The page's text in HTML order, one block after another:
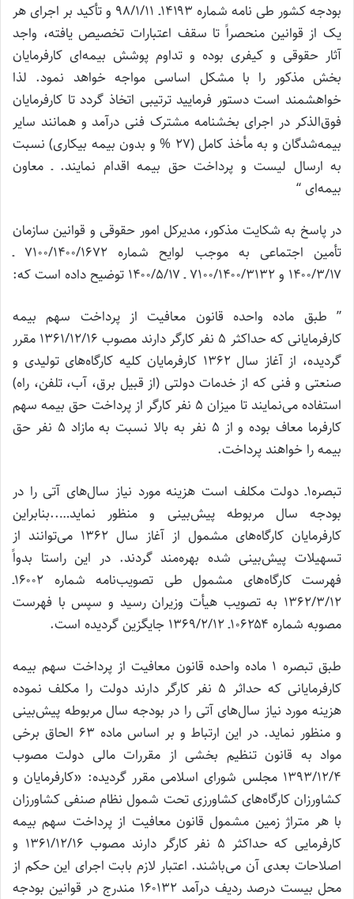
بودجه کشور طی نامه شماره ۱۴۱۹۳ـ ۹۸/۱/۱۱ و تأکید بر اجرای هر
یک از قوانین منحصراً تا سقف اعتبارات تخصیص یافته، واجد
آثار حقوقی و کیفری بوده و تداوم پوشش بیمه‌ای کارفرمایان
بخش مذکور را با مشکل اساسی مواجه خواهد نمود. لذا
خواهشمند است دستور فرمایید ترتیبی اتخاذ گردد تا کارفرمایان
فوق‌الذکر در اجرای بخشنامه مشترک فنی درآمد و همانند سایر
بیمه‌شدگان و به مأخذ کامل (۲۷ % و بدون بیمه بیکاری) نسبت
به ارسال لیست و پرداخت حق بیمه اقدام نمایند. ـ معاون
بیمه‌ای “
در پاسخ به شکایت مذکور، مدیرکل امور حقوقی و قوانین سازمان
تأمین اجتماعی به موجب لوایح شماره ۷۱۰۰/۱۴۰۰/۱۶۷۲ ـ
۱۴۰۰/۳/۱۷ و ۷۱۰۰/۱۴۰۰/۳۱۳۲ ـ ۱۴۰۰/۵/۱۷ توضیح داده است که:
” طبق ماده واحده قانون معافیت از پرداخت سهم بیمه
کارفرمایانی که حداکثر ۵ نفر کارگر دارند مصوب ۱۳۶۱/۱۲/۱۶ مقرر
گردیده، از آغاز سال ۱۳۶۲ کارفرمایان کلیه کارگاه‌های تولیدی و
صنعتی و فنی که از خدمات دولتی (از قبیل برق، آب، تلفن، راه)
استفاده می‌نمایند تا میزان ۵ نفر کارگر از پرداخت حق بیمه سهم
کارفرما معاف بوده و از ۵ نفر به بالا نسبت به مازاد ۵ نفر حق
بیمه را خواهند پرداخت.
تبصره۱ـ دولت مکلف است هزینه مورد نیاز سال‌های آتی را در
بودجه سال مربوطه پیش‌بینی و منظور نماید…..بنابراین
کارفرمایان کارگاه‌های مشمول از آغاز سال ۱۳۶۲ می‌توانند از
تسهیلات پیش‌بینی شده بهره‌مند گردند. در این راستا بدواً
فهرست کارگاه‌های مشمول طی تصویب‌نامه شماره ۱۶۰۰۲ـ
۱۳۶۲/۳/۱۲ به تصویب هیأت وزیران رسید و سپس با فهرست
مصوبه شماره ۱۰۶۲۵۴ـ ۱۳۶۹/۲/۱۲ جایگزین گردیده است.
طبق تبصره ۱ ماده واحده قانون معافیت از پرداخت سهم بیمه
کارفرمایانی که حداثر ۵ نفر کارگر دارند دولت را مکلف نموده
هزینه مورد نیاز سال‌های آتی را در بودجه سال مربوطه پیش‌بینی
و منظور نماید. در این ارتباط و بر اساس ماده ۶۳ الحاق برخی
مواد به قانون تنظیم بخشی از مقررات مالی دولت مصوب
۱۳۹۳/۱۲/۴ مجلس شورای اسلامی مقرر گردیده: «کارفرمایان و
کشاورزان کارگاه‌های کشاورزی تحت شمول نظام صنفی کشاورزان
با هر متراژ زمین مشمول قانون معافیت از پرداخت سهم بیمه
کارفرمایی که حداکثر ۵ نفر کارگر دارند مصوب ۱۳۶۱/۱۲/۱۶ و
اصلاحات بعدی آن می‌باشند. اعتبار لازم بابت اجرای این حکم از
محل بیست درصد ردیف درآمد ۱۶۰۱۳۲ مندرج در قوانین بودجه